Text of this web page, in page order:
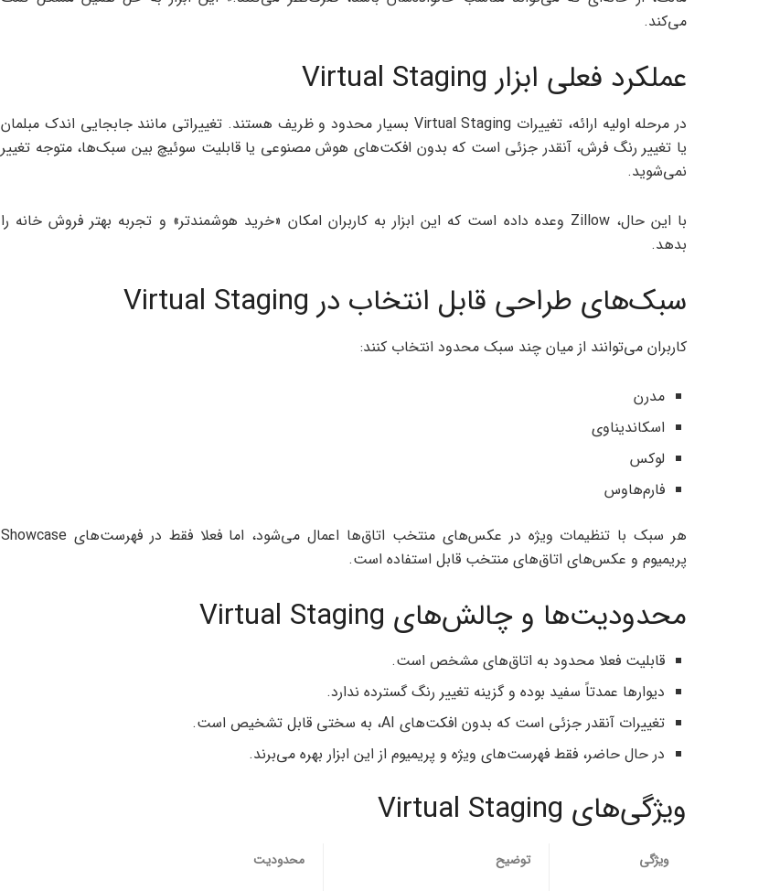
می‌کند.
عملکرد فعلی ابزار Virtual Staging
در مرحله اولیه ارائه، تغییرات Virtual Staging بسیار محدود و ظریف هستند. تغییراتی مانند جابجایی اندک مبلمان
یا تغییر رنگ فرش، آنقدر جزئی است که بدون افکت‌های هوش مصنوعی یا قابلیت سوئیچ بین سبک‌ها، متوجه تغییر
نمی‌شوید.
با این حال، Zillow وعده داده است که این ابزار به کاربران امکان «خرید هوشمندتر» و تجربه بهتر فروش خانه را
بدهد.
سبک‌های طراحی قابل انتخاب در Virtual Staging
کاربران می‌توانند از میان چند سبک محدود انتخاب کنند:
مدرن
اسکاندیناوی
لوکس
فارم‌هاوس
هر سبک با تنظیمات ویژه در عکس‌های منتخب اتاق‌ها اعمال می‌شود، اما فعلا فقط در فهرست‌های Showcase
پریمیوم و عکس‌های اتاق‌های منتخب قابل استفاده است.
محدودیت‌ها و چالش‌های Virtual Staging
قابلیت فعلا محدود به اتاق‌های مشخص است.
دیوارها عمدتاً سفید بوده و گزینه تغییر رنگ گسترده ندارد.
تغییرات آنقدر جزئی است که بدون افکت‌های AI، به سختی قابل تشخیص است.
در حال حاضر، فقط فهرست‌های ویژه و پریمیوم از این ابزار بهره می‌برند.
ویژگی‌های Virtual Staging
ویژگی توضیح محدودیت